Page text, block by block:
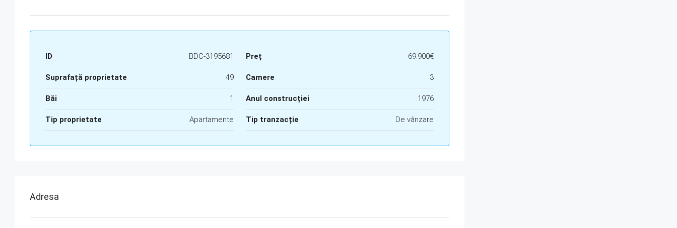
ID BDC-3195681 Preț 69.900€
Suprafață proprietate 49 Camere 3
Băi 1 Anul construcției 1976
Tip proprietate Apartamente Tip tranzacție De vânzare
Adresa